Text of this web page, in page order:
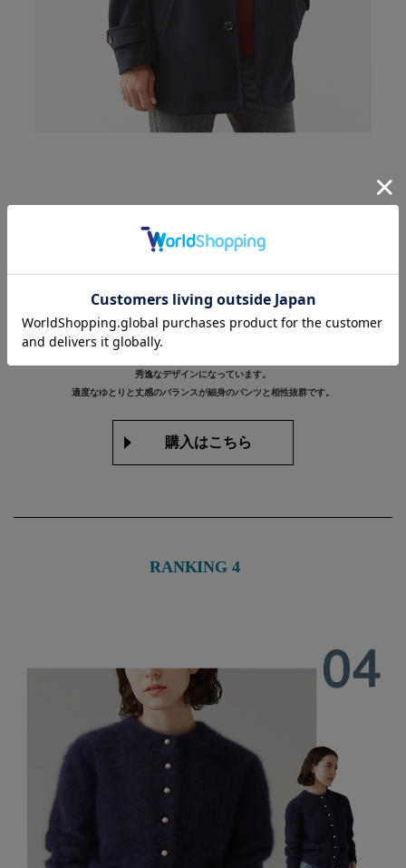
ジャージメルトンスタンドカラーコート
¥19,800(税込)
ストレッチ性のあるジャージーメルトンを採用。
適度な厚みと高級感ある光沢が特徴。
汎用性があるベーシックなスタンドカラーデザインですが、
秀逸なデザインになっています。
適度なゆとりと丈感のバランスが細身のパンツと相性抜群です。
購入はこちら
RANKING 4